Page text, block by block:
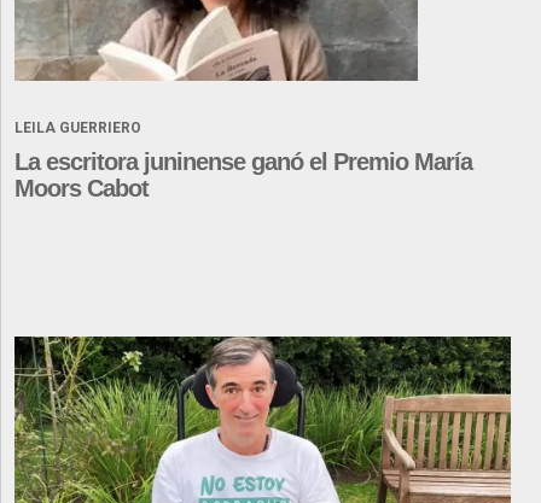
LEILA GUERRIERO
La escritora juninense ganó el Premio María
Moors Cabot